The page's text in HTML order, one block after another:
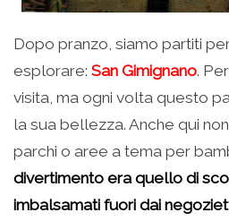
Dopo pranzo, siamo partiti
esplorare: San Gimignano.
visita, ma ogni volta questo
la sua bellezza. Anche qui
parchi o aree a tema per
divertimento era quello di
imbalsamati fuori dai